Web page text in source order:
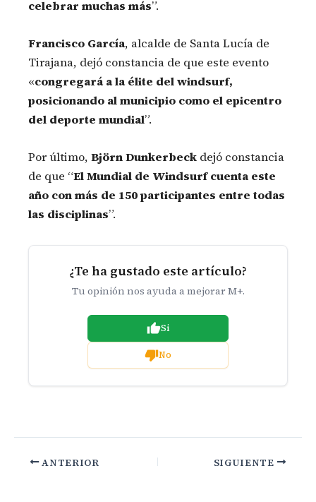
celebrar muchas más”.
Francisco García, alcalde de Santa Lucía de
Tirajana, dejó constancia de que este evento
«congregará a la élite del windsurf,
posicionando al municipio como el epicentro
del deporte mundial”.
Por último, Björn Dunkerbeck dejó constancia
de que “El Mundial de Windsurf cuenta este
año con más de 150 participantes entre todas
las disciplinas”.
¿Te ha gustado este artículo?
Tu opinión nos ayuda a mejorar M+.
Si
No
ANTERIOR SIGUIENTE